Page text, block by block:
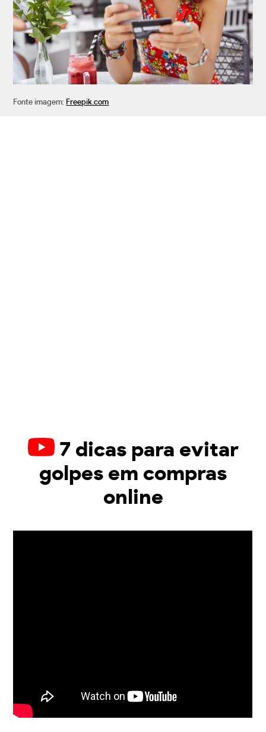
Fonte imagem: Freepik.com
7 dicas para evitar
golpes em compras
online